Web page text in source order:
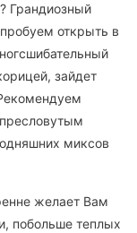
Грандиозный
открыть в
зайдет
миксов
желает Вам
побольше теплых